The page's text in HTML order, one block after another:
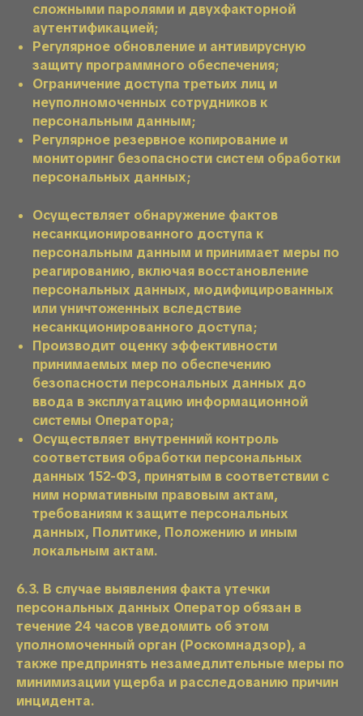
сложными паролями и двухфакторной
аутентификацией;
Регулярное обновление и антивирусную
защиту программного обеспечения;
Ограничение доступа третьих лиц и
неуполномоченных сотрудников к
персональным данным;
Регулярное резервное копирование и
мониторинг безопасности систем обработки
персональных данных;
Осуществляет обнаружение фактов
несанкционированного доступа к
персональным данным и принимает меры по
реагированию, включая восстановление
персональных данных, модифицированных
или уничтоженных вследствие
несанкционированного доступа;
Производит оценку эффективности
принимаемых мер по обеспечению
безопасности персональных данных до
ввода в эксплуатацию информационной
системы Оператора;
Осуществляет внутренний контроль
соответствия обработки персональных
данных 152-ФЗ, принятым в соответствии с
ним нормативным правовым актам,
требованиям к защите персональных
данных, Политике, Положению и иным
локальным актам.
6.3. В случае выявления факта утечки
персональных данных Оператор обязан в
течение 24 часов уведомить об этом
уполномоченный орган (Роскомнадзор), а
также предпринять незамедлительные меры по
минимизации ущерба и расследованию причин
инцидента.